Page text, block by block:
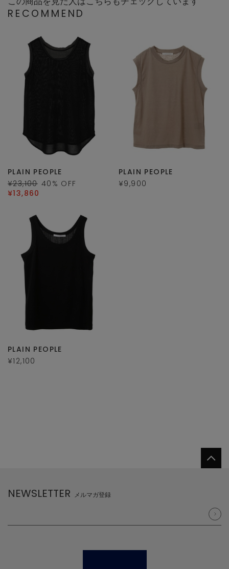
RECOMMEND
PLAIN PEOPLE
¥23,100 40 % OFF
¥13,860
PLAIN PEOPLE
¥9,900
PLAIN PEOPLE
¥12,100
NEWSLETTER メルマガ登録